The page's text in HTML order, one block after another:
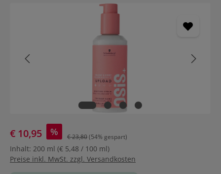
€ 10,95 % € 23,80(54% gespart)
Inhalt: 200 ml (€ 5,48 / 100 ml)
Preise inkl. MwSt. zzgl. Versandkosten